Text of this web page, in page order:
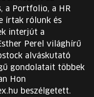
a Portfolio, a HR
írtak rólunk és
interjút a
Perel világhírű
alváskutató
gondolatait többek
Hon
beszélgetett.